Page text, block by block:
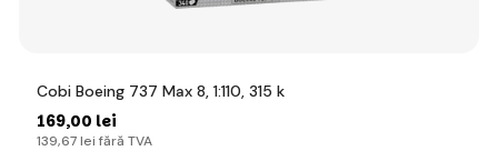
Cobi Boeing 737 Max 8, 1:110, 315 k
169,00 lei
139,67 lei fără TVA